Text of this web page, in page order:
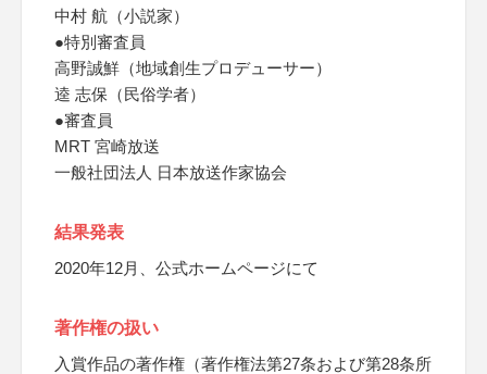
中村 航（小説家）
●特別審査員
高野誠鮮（地域創生プロデューサー）
逵 志保（民俗学者）
●審査員
MRT 宮崎放送
一般社団法人 日本放送作家協会
結果発表
2020年12月、公式ホームページにて
著作権の扱い
入賞作品の著作権（著作権法第27条および第28条所